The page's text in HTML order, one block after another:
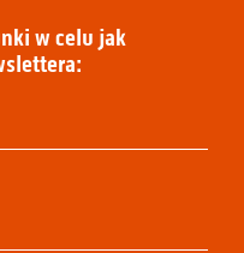
w celu jak